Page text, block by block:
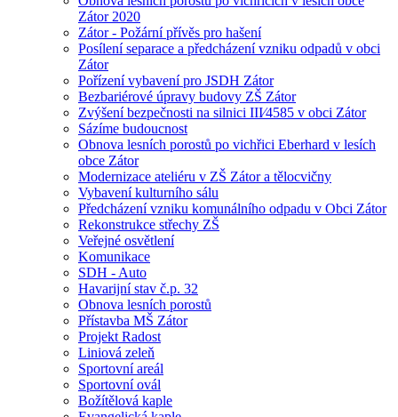
Zátor 2020
Zátor - Požární přívěs pro hašení
Posílení separace a předcházení vzniku odpadů v obci
Zátor
Pořízení vybavení pro JSDH Zátor
Bezbariérové úpravy budovy ZŠ Zátor
Zvýšení bezpečnosti na silnici III⁄4585 v obci Zátor
Sázíme budoucnost
Obnova lesních porostů po vichřici Eberhard v lesích
obce Zátor
Modernizace ateliéru v ZŠ Zátor a tělocvičny
Vybavení kulturního sálu
Předcházení vzniku komunálního odpadu v Obci Zátor
Rekonstrukce střechy ZŠ
Veřejné osvětlení
Komunikace
SDH - Auto
Havarijní stav č.p. 32
Obnova lesních porostů
Přístavba MŠ Zátor
Projekt Radost
Liniová zeleň
Sportovní areál
Sportovní ovál
Božítělová kaple